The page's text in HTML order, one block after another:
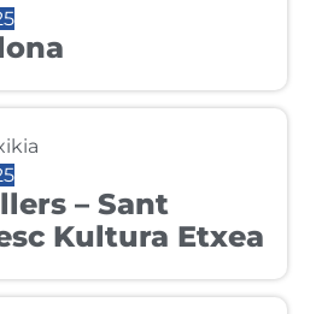
– Sant
Kultura Etxea